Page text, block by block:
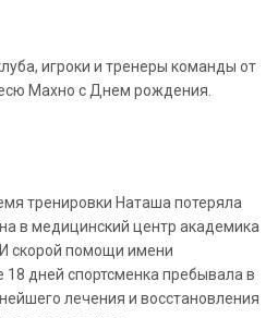
игроки и тренеры команды от
Махно с Днем рождения.
тренировки Наташа потеряла
в медицинский центр академика
скорой помощи имени
18 дней спортсменка пребывала в
лечения и восстановления